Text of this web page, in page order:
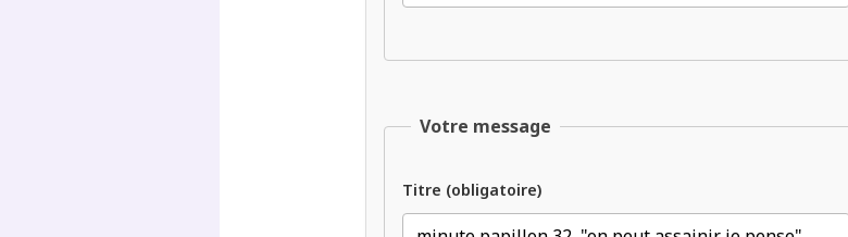
Votre message
Titre (obligatoire)